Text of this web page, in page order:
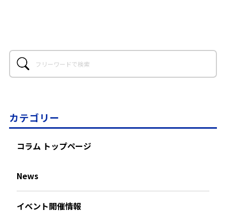
カテゴリー
コラム トップページ
News
イベント開催情報